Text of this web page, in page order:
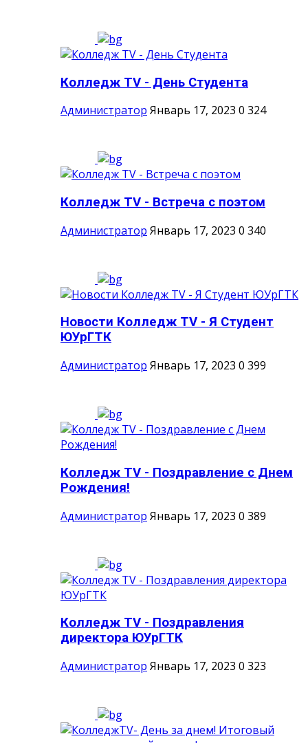
Колледж TV - День Студента
Администратор Январь 17, 2023 0 324
Колледж TV - Встреча с поэтом
Администратор Январь 17, 2023 0 340
Новости Колледж TV - Я Студент
ЮУрГТК
Администратор Январь 17, 2023 0 399
Колледж TV - Поздравление с Днем
Рождения!
Администратор Январь 17, 2023 0 389
Колледж TV - Поздравления
директора ЮУрГТК
Администратор Январь 17, 2023 0 323